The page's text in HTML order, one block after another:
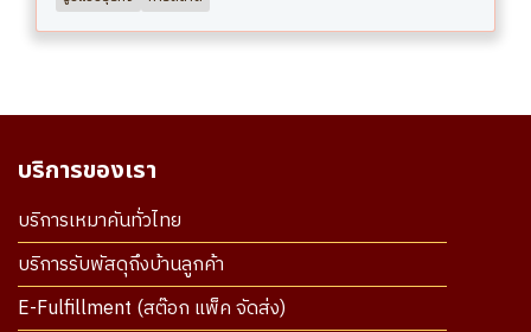
บริการของเรา
บริการเหมาคันทั่วไทย
บริการรับพัสดุถึงบ้านลูกค้า
E-Fulfillment (สต๊อก แพ็ค จัดส่ง)